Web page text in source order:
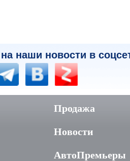
наши новости в
Продажа
Новости
АвтоПремьеры